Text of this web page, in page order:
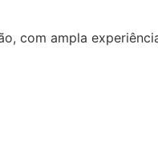
com ampla